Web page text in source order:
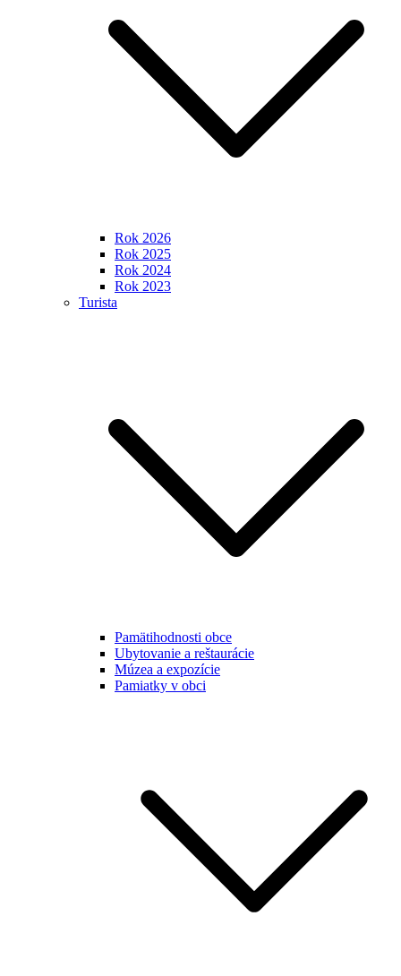
Rok 2026
Rok 2025
Rok 2024
Rok 2023
Turista
Pamätihodnosti obce
Ubytovanie a reštaurácie
Múzea a expozície
Pamiatky v obci